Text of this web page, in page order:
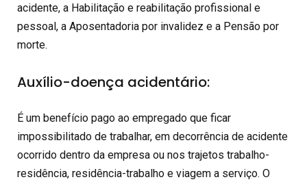
acidente, a Habilitação e reabilitação profissional e
pessoal, a Aposentadoria por invalidez e a Pensão por
morte.
Auxílio-doença acidentário:
É um benefício pago ao empregado que ficar
impossibilitado de trabalhar, em decorrência de acidente
ocorrido dentro da empresa ou nos trajetos trabalho-
residência, residência-trabalho e viagem a serviço. O